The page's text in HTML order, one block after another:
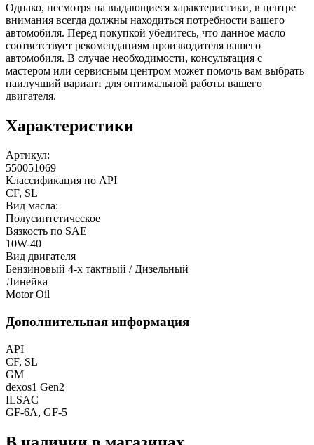
Однако, несмотря на выдающиеся характеристики, в центре
внимания всегда должны находиться потребности вашего
автомобиля. Перед покупкой убедитесь, что данное масло
соответствует рекомендациям производителя вашего
автомобиля. В случае необходимости, консультация с
мастером или сервисным центром может помочь вам выбрать
наилучший вариант для оптимальной работы вашего
двигателя.
Характеристики
Артикул:
550051069
Классификация по API
CF, SL
Вид масла:
Полусинтетическое
Вязкость по SAE
10W-40
Вид двигателя
Бензиновый 4-х тактный / Дизельный
Линейка
Motor Oil
Дополнительная информация
API
CF, SL
GM
dexos1 Gen2
ILSAC
GF-6A, GF-5